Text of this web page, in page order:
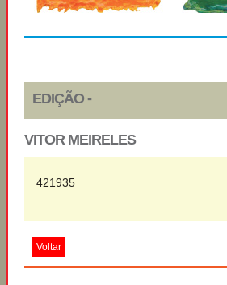
EDIÇÃO -
VITOR MEIRELES
421935
Voltar